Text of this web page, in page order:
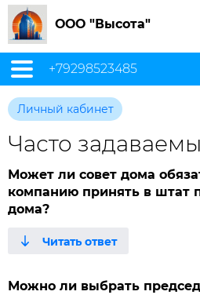
ООО "Высота"
+79298523485
Личный кабинет
Часто
Может ли совет дома
компанию принять в штат
дома?
Можно ли выбрать